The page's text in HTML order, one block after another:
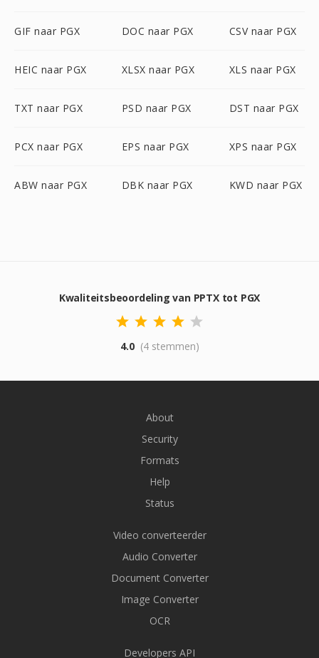
GIF naar PGX DOC naar PGX CSV naar PGX
HEIC naar PGX XLSX naar PGX XLS naar PGX
TXT naar PGX PSD naar PGX DST naar PGX
PCX naar PGX EPS naar PGX XPS naar PGX
ABW naar PGX DBK naar PGX KWD naar PGX
Kwaliteitsbeoordeling van PPTX tot PGX
4.0 (4 stemmen)
About
Security
Formats
Help
Status
Video converteerder
Audio Converter
Document Converter
Image Converter
OCR
Developers API